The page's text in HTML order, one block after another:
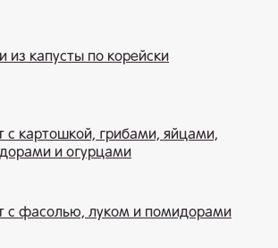
из капусты по корейски
с картошкой, грибами, яйцами,
и огурцами
с фасолью, луком и помидорами